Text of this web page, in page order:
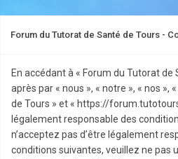
Forum du Tutorat de Santé de Tours -
En accédant à « Forum du Tutorat de
après par « nous », « notre », « nos »,
de Tours » et « https://
légalement responsable des
n’acceptez pas d’être légalement
conditions suivantes, veuillez ne pas